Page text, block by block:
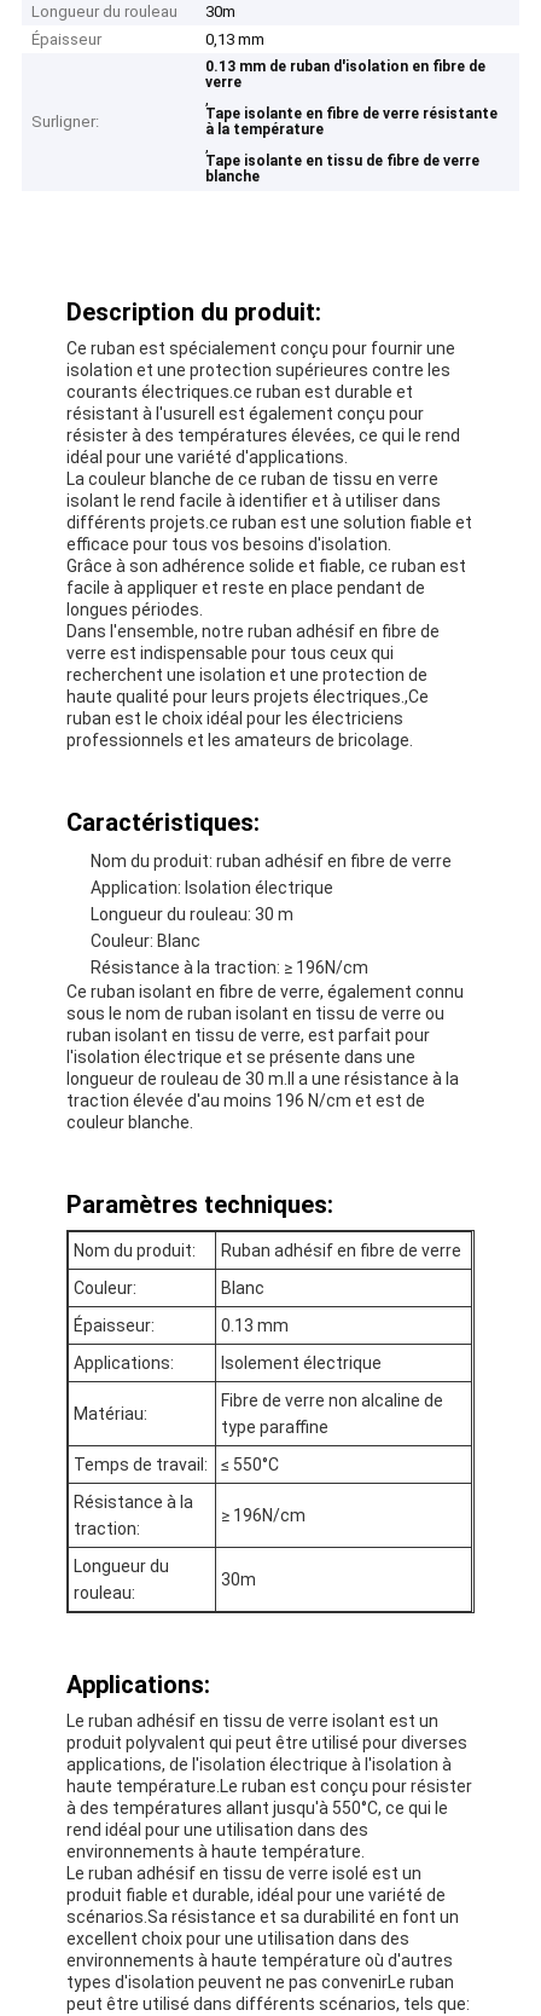
Maison
Au sujet de nous
Visite d'usine
Contrôle de qualité
Contactez-nous
Bande adhésive d'isolation
Bande d'isolation de tissu en verre
Bande résistante à la chaleur d'isolation
Ruban adhésif de tissu en verre
Ruban adhésif de film de Polyimide
Ruban adhésif de papier d'aluminium
Longueur du rouleau
30m
Épaisseur
0,13 mm
Surligner:
0.13 mm de ruban d'isolation en fibre de
verre
,
Tape isolante en fibre de verre résistante
à la température
,
Tape isolante en tissu de fibre de verre
blanche
Description du produit:
Ce ruban est spécialement conçu pour fournir une
isolation et une protection supérieures contre les
courants électriques.ce ruban est durable et
résistant à l'usureIl est également conçu pour
résister à des températures élevées, ce qui le rend
idéal pour une variété d'applications.
La couleur blanche de ce ruban de tissu en verre
isolant le rend facile à identifier et à utiliser dans
différents projets.ce ruban est une solution fiable et
efficace pour tous vos besoins d'isolation.
Grâce à son adhérence solide et fiable, ce ruban est
facile à appliquer et reste en place pendant de
longues périodes.
Dans l'ensemble, notre ruban adhésif en fibre de
verre est indispensable pour tous ceux qui
recherchent une isolation et une protection de
haute qualité pour leurs projets électriques.,Ce
ruban est le choix idéal pour les électriciens
professionnels et les amateurs de bricolage.
Caractéristiques:
Nom du produit: ruban adhésif en fibre de verre
Application: Isolation électrique
Longueur du rouleau: 30 m
Couleur: Blanc
Résistance à la traction: ≥ 196N/cm
Ce ruban isolant en fibre de verre, également connu
sous le nom de ruban isolant en tissu de verre ou
ruban isolant en tissu de verre, est parfait pour
l'isolation électrique et se présente dans une
longueur de rouleau de 30 m.Il a une résistance à la
traction élevée d'au moins 196 N/cm et est de
couleur blanche.
Paramètres techniques:
Nom du produit:
Ruban adhésif en fibre de verre
Couleur:
Blanc
Épaisseur:
0.13 mm
Applications:
Isolement électrique
Matériau:
Fibre de verre non alcaline de
type paraffine
Temps de travail:
≤ 550°C
Résistance à la
traction:
≥ 196N/cm
Longueur du
rouleau:
30m
Applications:
Le ruban adhésif en tissu de verre isolant est un
produit polyvalent qui peut être utilisé pour diverses
applications, de l'isolation électrique à l'isolation à
haute température.Le ruban est conçu pour résister
à des températures allant jusqu'à 550°C, ce qui le
rend idéal pour une utilisation dans des
environnements à haute température.
Le ruban adhésif en tissu de verre isolé est un
produit fiable et durable, idéal pour une variété de
scénarios.Sa résistance et sa durabilité en font un
excellent choix pour une utilisation dans des
environnements à haute température où d'autres
types d'isolation peuvent ne pas convenirLe ruban
peut être utilisé dans différents scénarios, tels que: